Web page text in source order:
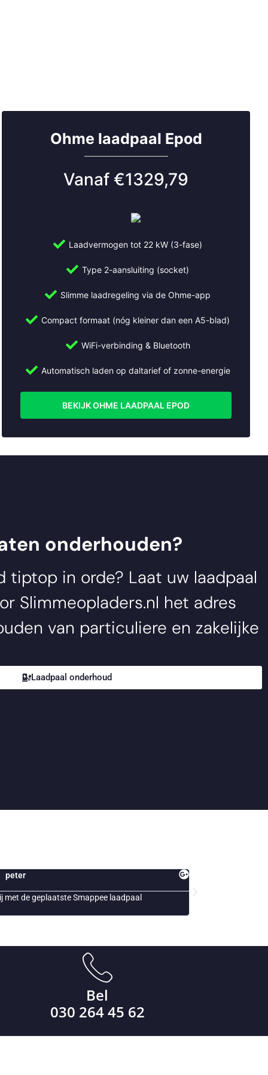
Ohme laadpaal Epod
Vanaf €1329,79
Laadvermogen tot 22 kW (3-fase)
Type 2-aansluiting (socket)
Slimme laadregeling via de Ohme-app
Compact formaat (nóg kleiner dan een A5-blad)
WiFi-verbinding & Bluetooth
Automatisch laden op daltarief of zonne-energie
BEKIJK OHME LAADPAAL EPOD
onderhouden?
tiptop in orde? Laat uw laadpaal
Slimmeopladers.nl het adres
van particuliere en zakelijke
Laadpaal onderhoud
Snelle en vakkundig personeel!
Bel
030 264 45 62